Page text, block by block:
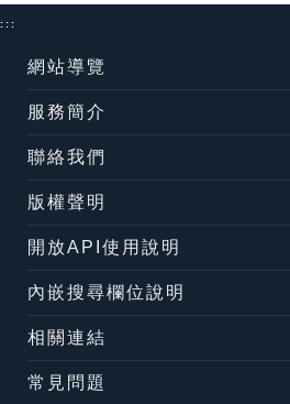
:::
網站導覽
服務簡介
聯絡我們
版權聲明
開放API使用說明
內嵌搜尋欄位說明
相關連結
常見問題